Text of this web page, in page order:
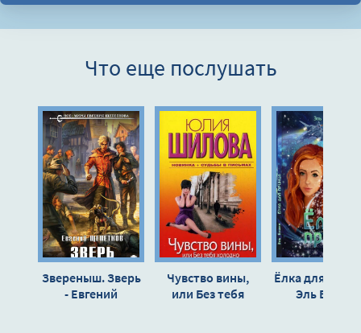
Что еще послушать
Звереныш. Зверь
- Евгений
Чувство вины,
или Без тебя
Ёлка для
Эль Бланк